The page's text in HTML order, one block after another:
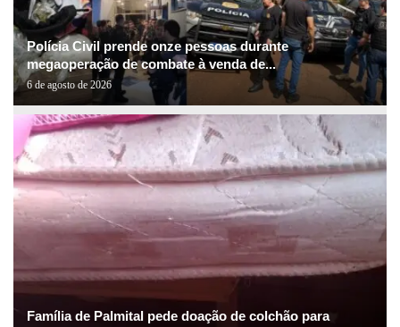
Polícia Civil prende onze pessoas durante
megaoperação de combate à venda de...
6 de agosto de 2026
Família de Palmital pede doação de colchão para